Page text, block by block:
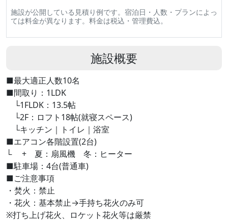
施設が公開している見積り例です。宿泊日・人数・プランによっ
ては料金が異なります。料金は税込・管理費込。
施設概要
■最大適正人数10名
■間取り：1LDK
└1FLDK：13.5帖
└2F：ロフト18帖(就寝スペース)
└キッチン｜トイレ｜浴室
■エアコン各階設置(2台)
└ + 夏：扇風機 冬：ヒーター
■駐車場：4台(普通車)
■ご注意事項
・焚火：禁止
・花火：基本禁止→手持ち花火のみ可
※打ち上げ花火、ロケット花火等は厳禁